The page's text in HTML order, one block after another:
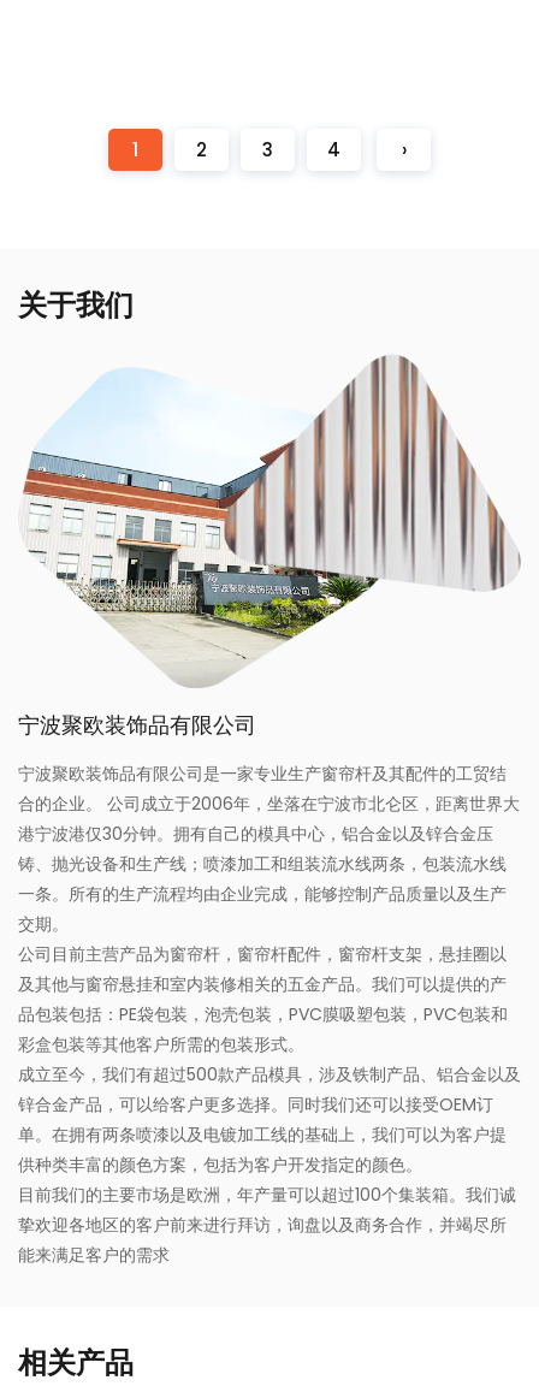
1 2 3 4 ›
关于我们
宁波聚欧装饰品有限公司
宁波聚欧装饰品有限公司是一家专业生产窗帘杆及其配件的工贸结
合的企业。 公司成立于2006年，坐落在宁波市北仑区，距离世界大
港宁波港仅30分钟。拥有自己的模具中心，铝合金以及锌合金压
铸、抛光设备和生产线；喷漆加工和组装流水线两条，包装流水线
一条。所有的生产流程均由企业完成，能够控制产品质量以及生产
交期。
公司目前主营产品为窗帘杆，窗帘杆配件，窗帘杆支架，悬挂圈以
及其他与窗帘悬挂和室内装修相关的五金产品。我们可以提供的产
品包装包括：PE袋包装，泡壳包装，PVC膜吸塑包装，PVC包装和
彩盒包装等其他客户所需的包装形式。
成立至今，我们有超过500款产品模具，涉及铁制产品、铝合金以及
锌合金产品，可以给客户更多选择。同时我们还可以接受OEM订
单。在拥有两条喷漆以及电镀加工线的基础上，我们可以为客户提
供种类丰富的颜色方案，包括为客户开发指定的颜色。
目前我们的主要市场是欧洲，年产量可以超过100个集装箱。我们诚
挚欢迎各地区的客户前来进行拜访，询盘以及商务合作，并竭尽所
能来满足客户的需求
相关产品